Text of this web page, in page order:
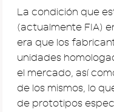
La condición que
(actualmente FIA)
era que los
unidades
el mercado, así
de los mismos, lo
de prototipos